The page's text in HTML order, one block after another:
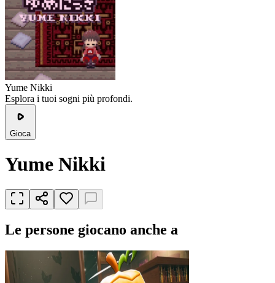
Yume Nikki
Esplora i tuoi sogni più profondi.
Gioca
Yume Nikki
Le persone giocano anche a